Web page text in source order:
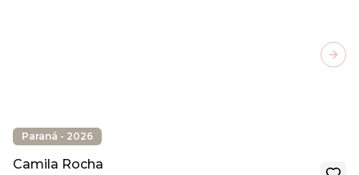
Paraná - 2026
Camila Rocha